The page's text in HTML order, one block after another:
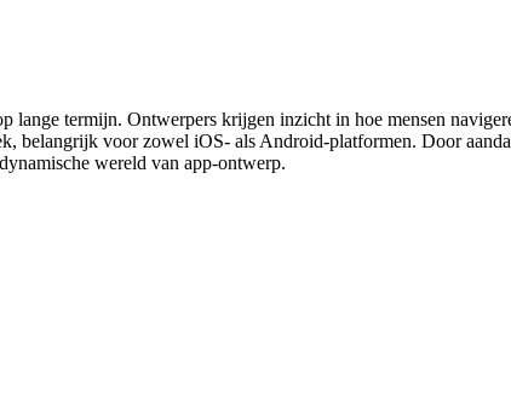
lange termijn. Ontwerpers krijgen inzicht in hoe mensen
belangrijk voor zowel iOS- als Android-platformen. Door
wereld van app-ontwerp.